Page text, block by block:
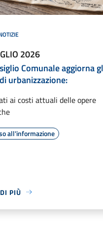
2026
Comunale aggiorna
urbanizzazione:
ai costi attuali delle opere
all'informazione
PIÙ